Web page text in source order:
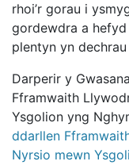
rhoi’r gorau i
gordewdra a
plentyn yn
Darperir y
Fframwaith
Ysgolion yng
ddarllen
Nyrsio mewn